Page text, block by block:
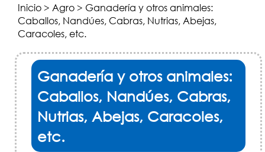
Inicio> Agro> Ganadería y otros animales:
Caballos, Nandúes, Cabras, Nutrias, Abejas,
Caracoles, etc.
Ganadería y otros animales:
Caballos, Nandúes, Cabras,
Nutrias, Abejas, Caracoles,
etc.